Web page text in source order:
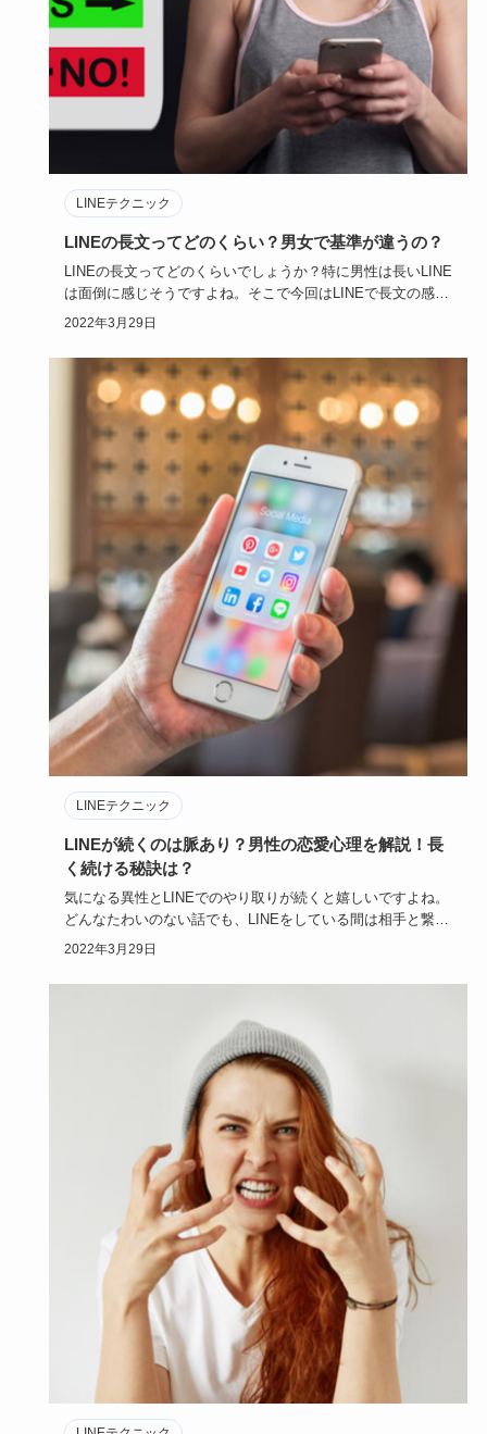
LINEテクニック
LINEの長文ってどのくらい？男女で基準が違うの？
LINEの長文ってどのくらいでしょうか？特に男性は長いLINE
は面倒に感じそうですよね。そこで今回はLINEで長文の感じ
る…
2022年3月29日
LINEテクニック
LINEが続くのは脈あり？男性の恋愛心理を解説！長
く続ける秘訣は？
気になる異性とLINEでのやり取りが続くと嬉しいですよね。
どんなたわいのない話でも、LINEをしている間は相手と繋が
ってい…
2022年3月29日